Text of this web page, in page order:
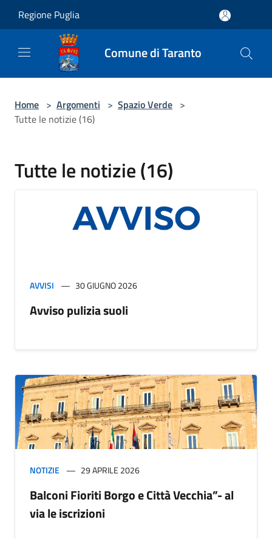
Regione Puglia
Comune di Taranto
Home > Argomenti > Spazio Verde >
Tutte le notizie (16)
Tutte le notizie (16)
AVVISI 30 GIUGNO 2026
Avviso pulizia suoli
NOTIZIE 29 APRILE 2026
Balconi Fioriti Borgo e Città Vecchia”- al
via le iscrizioni